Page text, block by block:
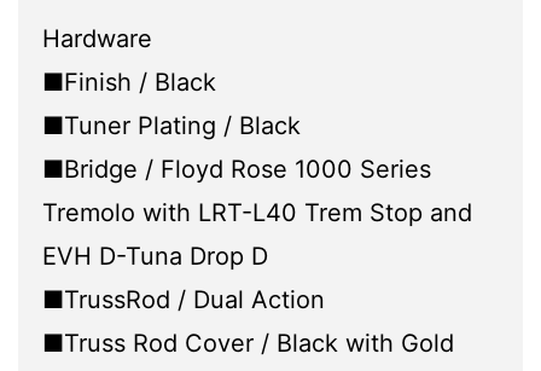
Hardware
■Finish / Black
■Tuner Plating / Black
■Bridge / Floyd Rose 1000 Series
Tremolo with LRT-L40 Trem Stop and
EVH D-Tuna Drop D
■TrussRod / Dual Action
■Truss Rod Cover / Black with Gold